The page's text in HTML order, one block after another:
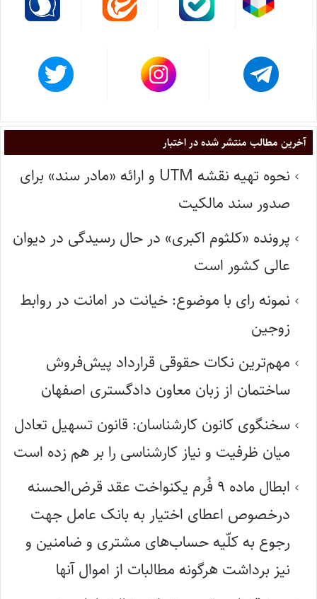
آخرین مطالب منتشر شده در اختبار
نحوه تهیه نقشه UTM و ارائه «مادر سند» برای
صدور سند مالکیت
پرونده «کلثوم اکبری» در حال رسیدگی در دیوان
عالی کشور است
نمونه رای با موضوع: خیانت در امانت در روابط
زوجین
مهم‌ترین نکات حقوقی قرارداد پیش‌فروش
ساختمان از زبان معاون دادگستری اصفهان
سخنگوی کانون کارشناسان: قانون تسهیل تعادل
میان ظرفیت و نیاز کارشناسی را بر هم زده است
ابطال ماده ۹ فُرم یکنواخت عقد قرض‌الحسنه
درخصوص اعطای اختیار به بانک عامل جهت
رجوع به کلّیه حساب‌های مشتری و ضامنین و
نیز برداشت هرگونه مطالبات از اموال آنها